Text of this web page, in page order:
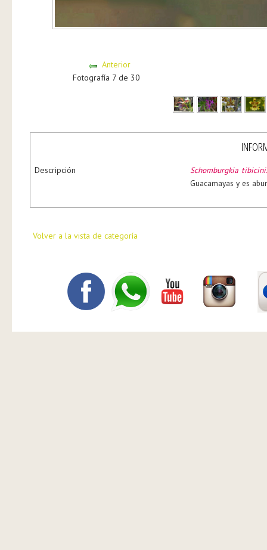
Anterior
Fotografía 7 de 30
Descripción
Schomburgkia
Guacamayas y es
Volver a la vista de categoría